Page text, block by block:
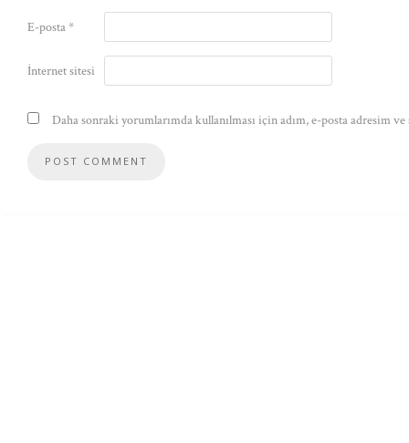
E-posta*
İnternet sitesi
Daha sonraki yorumlarımda kullanılması için adım, e-posta adresim